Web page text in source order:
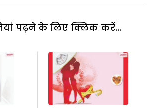
पढ़ने के लिए क्लिक करें...